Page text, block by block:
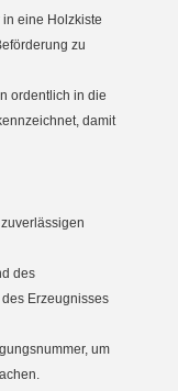
eine Holzkiste
zu
ordentlich in die
damit
des
Erzeugnisses
um